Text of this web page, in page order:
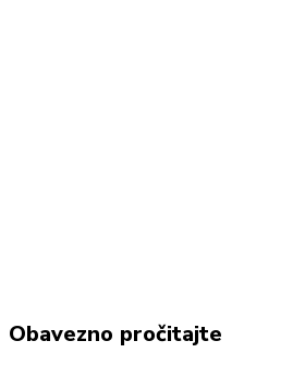
Obavezno pročitajte